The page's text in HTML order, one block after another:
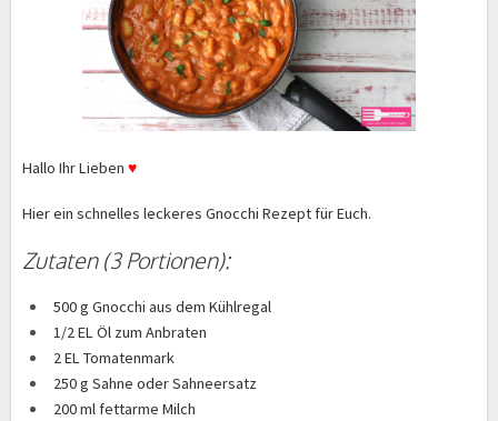
Hallo Ihr Lieben ♥
Hier ein schnelles leckeres Gnocchi Rezept für Euch.
Zutaten (3 Portionen):
500 g Gnocchi aus dem Kühlregal
1/2 EL Öl zum Anbraten
2 EL Tomatenmark
250 g Sahne oder Sahneersatz
200 ml fettarme Milch